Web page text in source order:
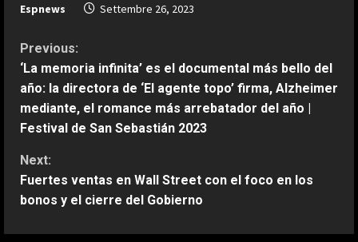
Espnews Settembre 26, 2023
C
o
n
t
i
Previous:
‘La memoria infinita’ es el documental más bello del
año: la directora de ‘El agente topo’ firma, Alzheimer
mediante, el romance más arrebatador del año |
Festival de San Sebastián 2023
Next:
Fuertes ventas en Wall Street con el foco en los
bonos y el cierre del Gobierno